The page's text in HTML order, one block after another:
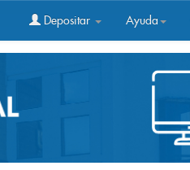
Depositar Ayuda